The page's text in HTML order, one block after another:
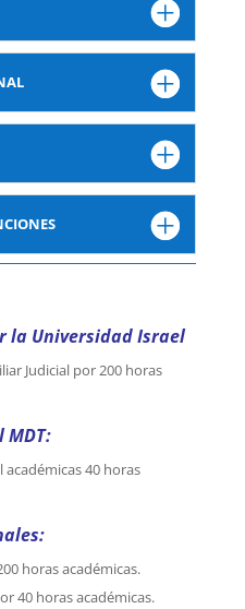
la Universidad Israel
Judicial por 200 horas
MDT:
40 horas
horas académicas.
40 horas académicas.